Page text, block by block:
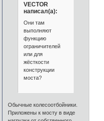
VECTOR
написал(а):
Они там
выполняют
функцию
ограничителей
или для
жёсткости
конструкции
моста?
Обычные колесоотбойники.
Приложены к мосту в виде